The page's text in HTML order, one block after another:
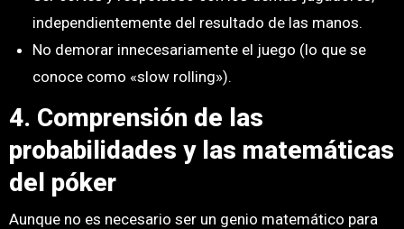
independientemente del resultado de las manos.
No demorar innecesariamente el juego (lo que se
conoce como «slow rolling»).
4. Comprensión de las
probabilidades y las matemáticas
del póker
Aunque no es necesario ser un genio matemático para